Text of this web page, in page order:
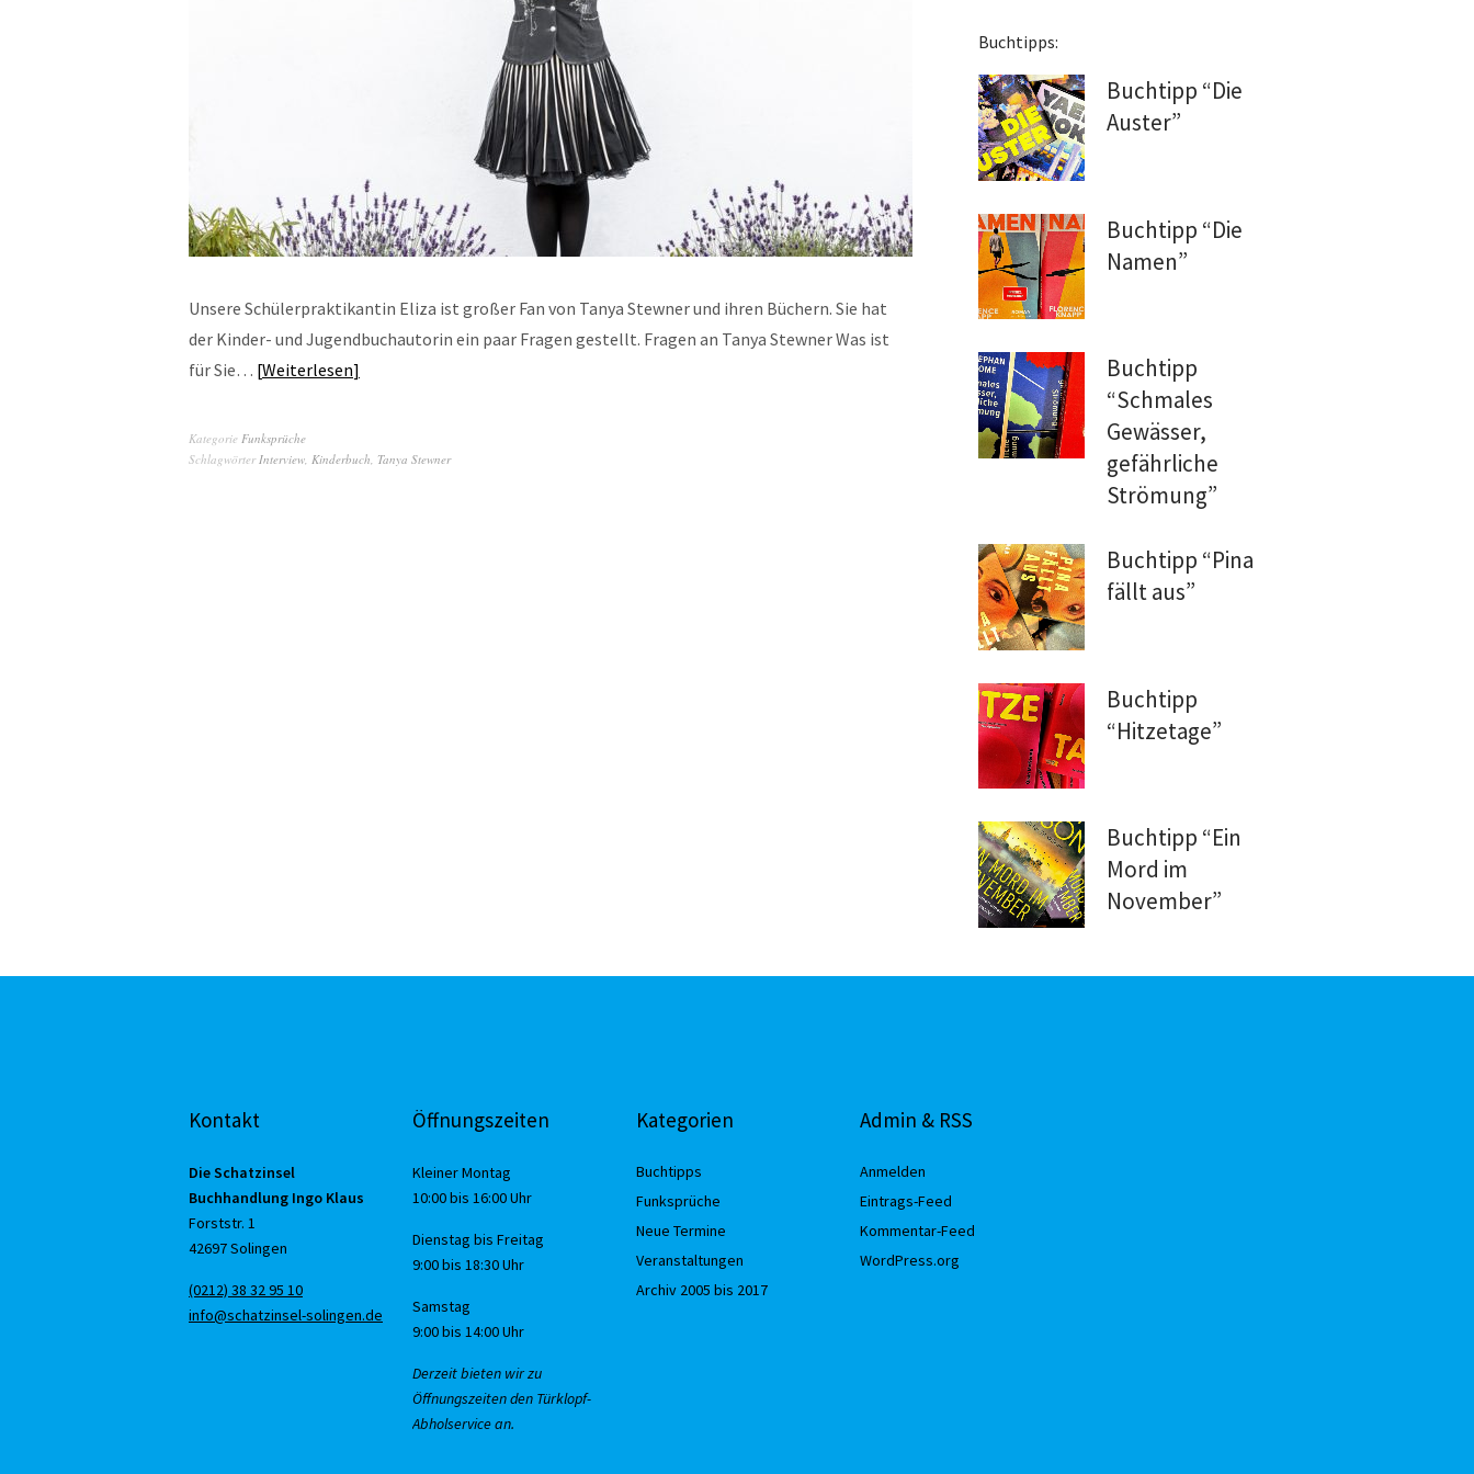
Unsere Schülerpraktikantin Eliza ist großer Fan von Tanya Stewner und ihren Büchern. Sie hat
der Kinder- und Jugendbuchautorin ein paar Fragen gestellt. Fragen an Tanya Stewner Was ist
für Sie… Weiterlesen
Kategorie Funksprüche
SchlagwörterInterview, Kinderbuch, Tanya Stewner
Buchtipps:
Buchtipp “Die
Auster”
Buchtipp “Die
Namen”
Buchtipp
“Schmales
Gewässer,
gefährliche
Strömung”
Buchtipp “Pina
fällt aus”
Buchtipp
“Hitzetage”
Buchtipp “Ein
Mord im
November”
Kontakt
Die Schatzinsel
Buchhandlung Ingo Klaus
Forststr. 1
42697 Solingen
(0212) 38 32 95 10
info@schatzinsel-solingen.de
Öffnungszeiten
Kleiner Montag
10:00 bis 16:00 Uhr
Dienstag bis Freitag
9:00 bis 18:30 Uhr
Samstag
9:00 bis 14:00 Uhr
Derzeit bieten wir zu
Öffnungszeiten den Türklopf-
Abholservice an.
Kategorien
Buchtipps
Funksprüche
Neue Termine
Veranstaltungen
Archiv 2005 bis 2017
Admin & RSS
Anmelden
Eintrags-Feed
Kommentar-Feed
WordPress.org